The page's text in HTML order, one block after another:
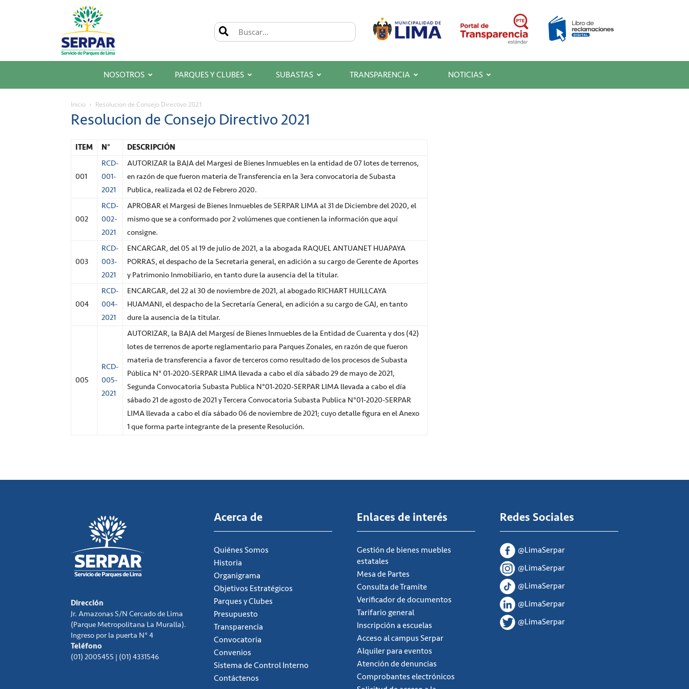
SERPAR
–
Servicio
de
Parques
de
NOSOTROS PARQUES Y CLUBES SUBASTAS TRANSPARENCIA NOTICIAS
Inicio Resolucion de Consejo Directivo 2021
Resolucion de Consejo Directivo 2021
ITEM N° DESCRIPCIÓN
001
RCD-
001-
2021
AUTORIZAR la BAJA del Margesi de Bienes Inmuebles en la entidad de 07 lotes de terrenos,
en razón de que fueron materia de Transferencia en la 3era convocatoria de Subasta
Publica, realizada el 02 de Febrero 2020.
002
RCD-
002-
2021
APROBAR el Margesi de Bienes Inmuebles de SERPAR LIMA al 31 de Diciembre del 2020, el
mismo que se a conformado por 2 volúmenes que contienen la información que aquí
consigne.
003
RCD-
003-
2021
ENCARGAR, del 05 al 19 de julio de 2021, a la abogada RAQUEL ANTUANET HUAPAYA
PORRAS, el despacho de la Secretaria general, en adición a su cargo de Gerente de Aportes
y Patrimonio Inmobiliario, en tanto dure la ausencia del la titular.
004
RCD-
004-
2021
ENCARGAR, del 22 al 30 de noviembre de 2021, al abogado RICHART HUILLCAYA
HUAMANI, el despacho de la Secretaría General, en adición a su cargo de GAJ, en tanto
dure la ausencia de la titular.
005
RCD-
005-
2021
AUTORIZAR, la BAJA del Margesí de Bienes Inmuebles de la Entidad de Cuarenta y dos (42)
lotes de terrenos de aporte reglamentario para Parques Zonales, en razón de que fueron
materia de transferencia a favor de terceros como resultado de los procesos de Subasta
Pública N° 01-2020-SERPAR LIMA llevada a cabo el día sábado 29 de mayo de 2021,
Segunda Convocatoria Subasta Publica N°01-2020-SERPAR LIMA llevada a cabo el día
sábado 21 de agosto de 2021 y Tercera Convocatoria Subasta Publica N°01-2020-SERPAR
LIMA llevada a cabo el día sábado 06 de noviembre de 2021; cuyo detalle figura en el Anexo
1 que forma parte integrante de la presente Resolución.
Dirección
Jr. Amazonas S/N Cercado de Lima
(Parque Metropolitana La Muralla).
Ingreso por la puerta N° 4
Teléfono
(01) 2005455 | (01) 4331546
Acerca de
Quiénes Somos
Historia
Organigrama
Objetivos Estratégicos
Parques y Clubes
Presupuesto
Transparencia
Convocatoria
Convenios
Sistema de Control Interno
Contáctenos
Enlaces de interés
Gestión de bienes muebles
estatales
Mesa de Partes
Consulta de Tramite
Verificador de documentos
Tarifario general
Inscripción a escuelas
Acceso al campus Serpar
Alquiler para eventos
Atención de denuncias
Comprobantes electrónicos
Redes Sociales
@LimaSerpar
@LimaSerpar
@LimaSerpar
@LimaSerpar
@LimaSerpar